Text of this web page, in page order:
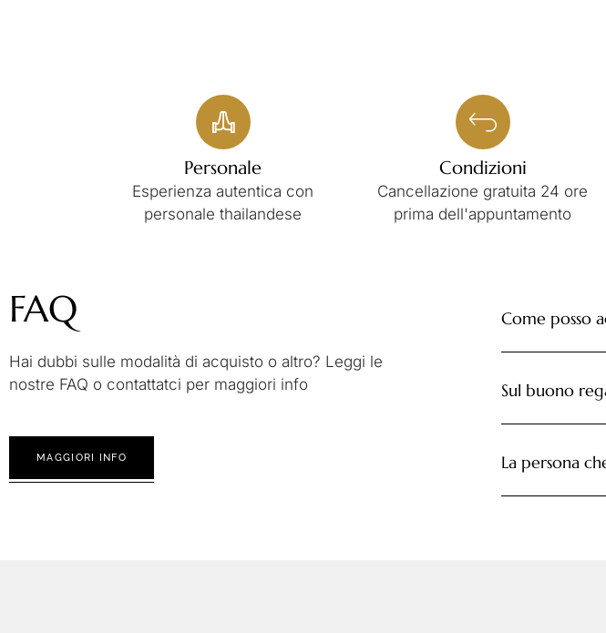
Personale
Esperienza autentica con
personale thailandese
Condizioni
Cancellazione gratuita 24 ore
prima dell'appuntamento
FAQ
Hai dubbi sulle modalità di acquisto o altro? Leggi le
nostre FAQ o contattatci per maggiori info
MAGGIORI INFO
Come posso
Sul buono
La persona